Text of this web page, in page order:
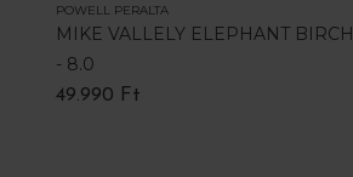
POWELL PERALTA
MIKE VALLELY ELEPHANT BIRCH
- 8.0
49.990 Ft